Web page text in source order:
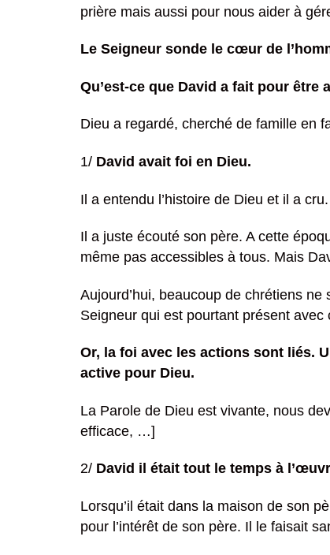
prière mais aussi pour nous aider à
Le Seigneur sonde le cœur de
Qu’est-ce que David a fait pour être
Dieu a regardé, cherché de famille en
1/ David avait foi en Dieu.
Il a entendu l’histoire de Dieu et il a
Il a juste écouté son père. A cette
même pas accessibles à tous. Mais
Aujourd’hui, beaucoup de chrétiens
Seigneur qui est pourtant présent avec
Or, la foi avec les actions sont liés.
active pour Dieu.
La Parole de Dieu est vivante, nous
efficace, …]
2/ David il était tout le temps à
Lorsqu’il était dans la maison de son
pour l’intérêt de son père. Il le faisait